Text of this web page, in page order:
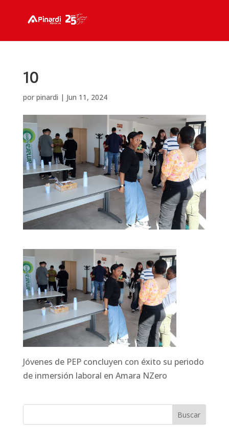
10
por pinardi | Jun 11, 2024
Jóvenes de PEP concluyen con éxito su periodo
de inmersión laboral en Amara NZero